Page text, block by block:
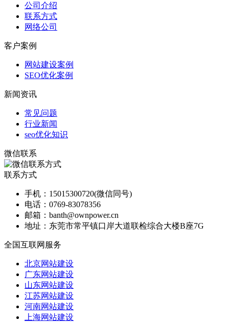
公司介绍
联系方式
网络公司
客户案例
网站建设案例
SEO优化案例
新闻资讯
常见问题
行业新闻
seo优化知识
微信联系
联系方式
手机： 15015300720(微信同号)
电话： 0769-83078356
邮箱： banth@ownpower.cn
地址： 东莞市常平镇口岸大道联检综合大楼B座7G
全国互联网服务
北京网站建设
广东网站建设
山东网站建设
江苏网站建设
河南网站建设
上海网站建设